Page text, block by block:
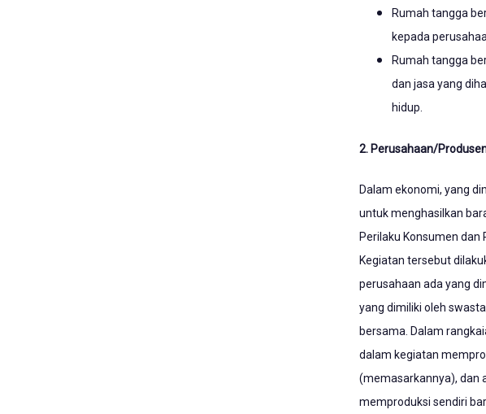
Rumah tangga
kepada
Rumah tangga
dan jasa yang
hidup.
2. Perusahaan/
Dalam ekonomi, yang
untuk menghasilkan
Perilaku Konsumen dan
Kegiatan tersebut
perusahaan ada yang
yang dimiliki oleh
bersama. Dalam
dalam kegiatan
(memasarkannya), dan
memproduksi sendiri